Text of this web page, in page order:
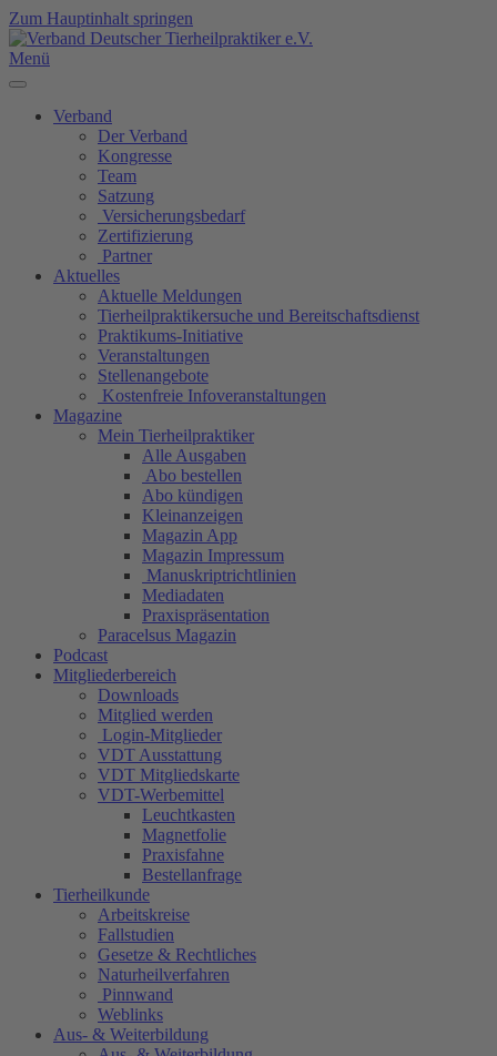
Zum Hauptinhalt springen
Menü
Verband
Der Verband
Kongresse
Team
Satzung
Versicherungsbedarf
Zertifizierung
Partner
Aktuelles
Aktuelle Meldungen
Tierheilpraktikersuche und Bereitschaftsdienst
Praktikums-Initiative
Veranstaltungen
Stellenangebote
Kostenfreie Infoveranstaltungen
Magazine
Mein Tierheilpraktiker
Alle Ausgaben
Abo bestellen
Abo kündigen
Kleinanzeigen
Magazin App
Magazin Impressum
Manuskriptrichtlinien
Mediadaten
Praxispräsentation
Paracelsus Magazin
Podcast
Mitgliederbereich
Downloads
Mitglied werden
Login-Mitglieder
VDT Ausstattung
VDT Mitgliedskarte
VDT-Werbemittel
Leuchtkasten
Magnetfolie
Praxisfahne
Bestellanfrage
Tierheilkunde
Arbeitskreise
Fallstudien
Gesetze & Rechtliches
Naturheilverfahren
Pinnwand
Weblinks
Aus- & Weiterbildung